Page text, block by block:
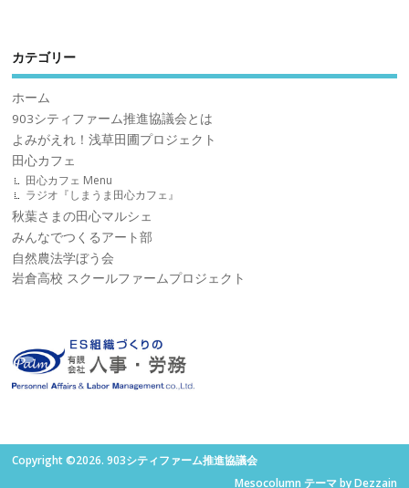
カテゴリー
ホーム
903シティファーム推進協議会とは
よみがえれ！浅草田圃プロジェクト
田心カフェ
田心カフェ Menu
ラジオ『しまうま田心カフェ』
秋葉さまの田心マルシェ
みんなでつくるアート部
自然農法学ぼう会
岩倉高校 スクールファームプロジェクト
Copyright ©2026. 903シティファーム推進協議会
Mesocolumn テーマ by Dezzain